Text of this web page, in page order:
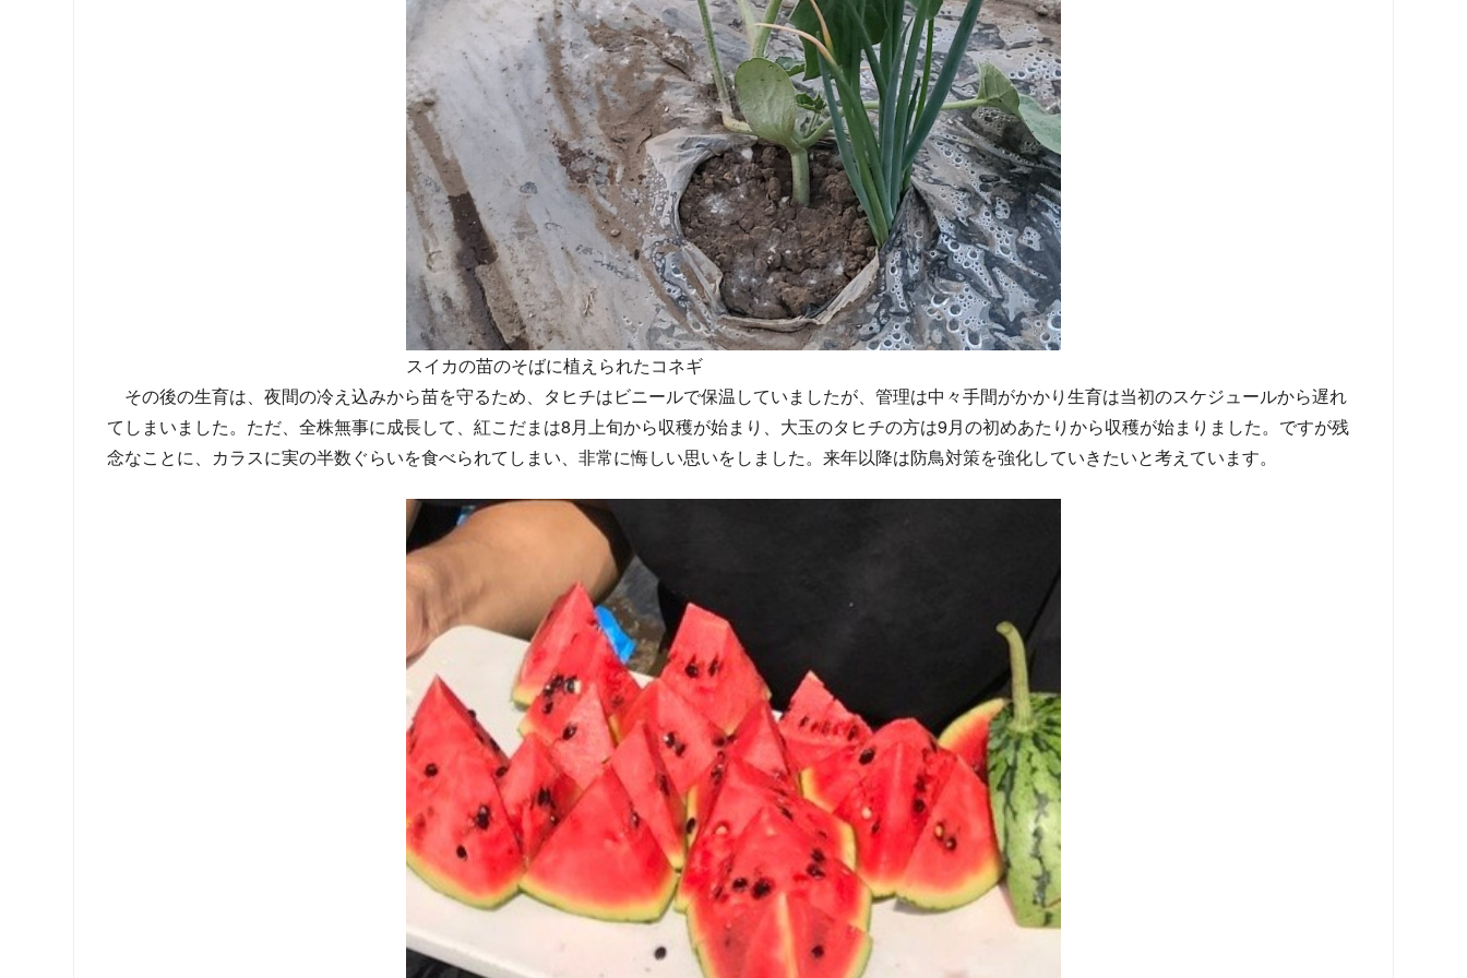
スイカの苗のそばに植えられたコネギ
その後の生育は、夜間の冷え込みから苗を守るため、タヒチはビニールで保温していましたが、管理は中々手間がかかり生育は当初のスケジュールから遅れ
てしまいました。ただ、全株無事に成長して、紅こだまは8月上旬から収穫が始まり、大玉のタヒチの方は9月の初めあたりから収穫が始まりました。ですが残
念なことに、カラスに実の半数ぐらいを食べられてしまい、非常に悔しい思いをしました。来年以降は防鳥対策を強化していきたいと考えています。